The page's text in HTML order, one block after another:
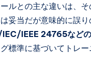
との主な違いは、
妥当だが意味的に誤
IEEE 24765などの
標準に基づいてトレ